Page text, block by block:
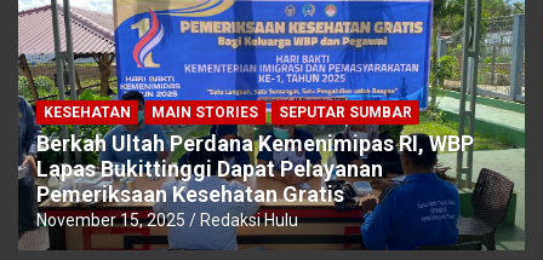
KESEHATAN MAIN STORIES SEPUTAR SUMBAR
Berkah Ultah Perdana Kemenimipas RI, WBP
Lapas Bukittinggi Dapat Pelayanan
Pemeriksaan Kesehatan Gratis
November 15, 2025 Redaksi Hulu